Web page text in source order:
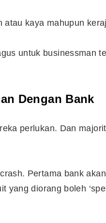
kaya mahupun
untuk businessman
Dengan Bank
perlukan. Dan
Pertama bank akan
yang diorang boleh